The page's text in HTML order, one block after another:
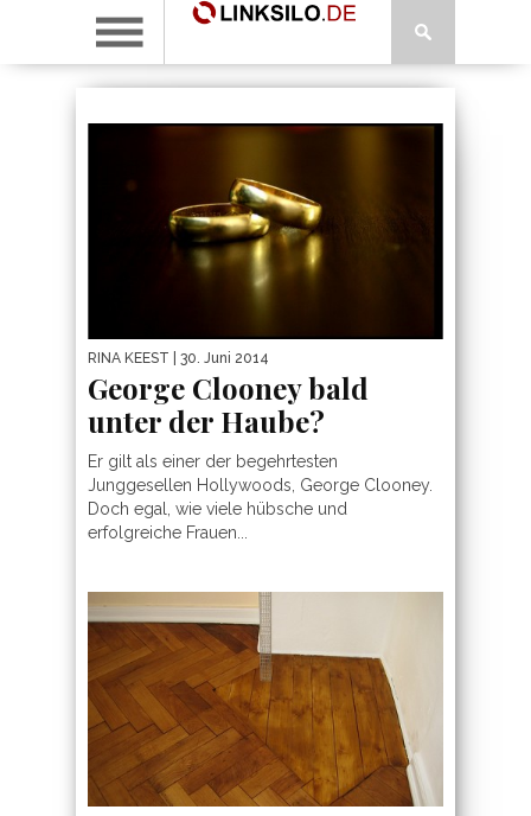
RINA KEEST | 30. Juni 2014
George Clooney bald
unter der Haube?
Er gilt als einer der begehrtesten
Junggesellen Hollywoods, George Clooney.
Doch egal, wie viele hübsche und
erfolgreiche Frauen...